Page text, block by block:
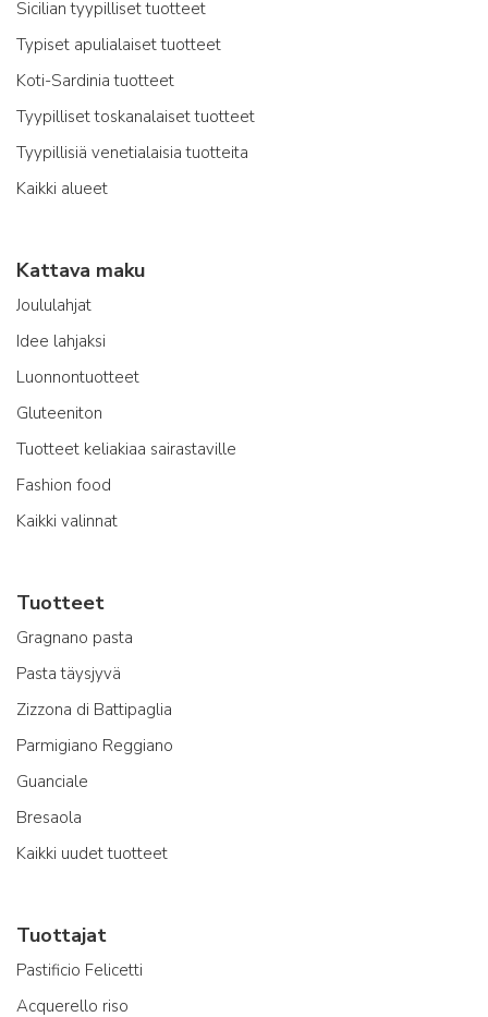
Sicilian tyypilliset tuotteet
Typiset apulialaiset tuotteet
Koti-Sardinia tuotteet
Tyypilliset toskanalaiset tuotteet
Tyypillisiä venetialaisia tuotteita
Kaikki alueet
Kattava maku
Joululahjat
Idee lahjaksi
Luonnontuotteet
Gluteeniton
Tuotteet keliakiaa sairastaville
Fashion food
Kaikki valinnat
Tuotteet
Gragnano pasta
Pasta täysjyvä
Zizzona di Battipaglia
Parmigiano Reggiano
Guanciale
Bresaola
Kaikki uudet tuotteet
Tuottajat
Pastificio Felicetti
Acquerello riso